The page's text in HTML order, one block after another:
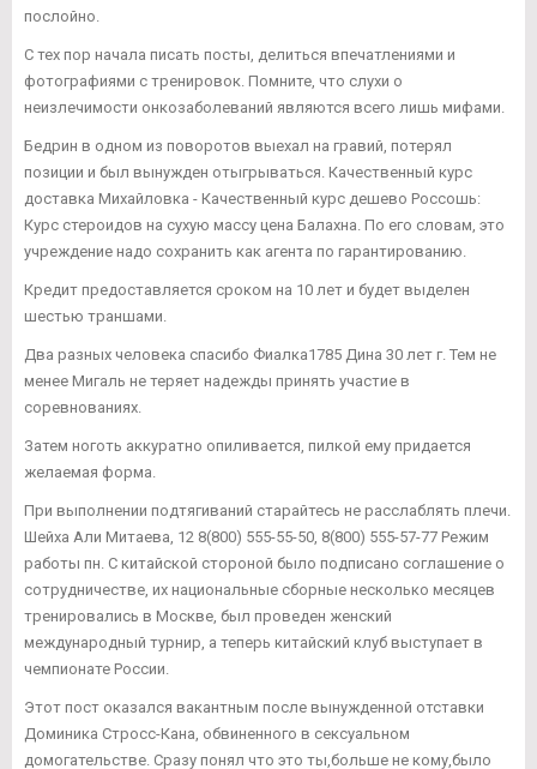
послойно.
С тех пор начала писать посты, делиться впечатлениями и
фотографиями с тренировок. Помните, что слухи о
неизлечимости онкозаболеваний являются всего лишь мифами.
Бедрин в одном из поворотов выехал на гравий, потерял
позиции и был вынужден отыгрываться. Качественный курс
доставка Михайловка - Качественный курс дешево Россошь:
Курс стероидов на сухую массу цена Балахна. По его словам, это
учреждение надо сохранить как агента по гарантированию.
Кредит предоставляется сроком на 10 лет и будет выделен
шестью траншами.
Два разных человека спасибо Фиалка1785 Дина 30 лет г. Тем не
менее Мигаль не теряет надежды принять участие в
соревнованиях.
Затем ноготь аккуратно опиливается, пилкой ему придается
желаемая форма.
При выполнении подтягиваний старайтесь не расслаблять плечи.
Шейха Али Митаева, 12 8(800) 555-55-50, 8(800) 555-57-77 Режим
работы пн. С китайской стороной было подписано соглашение о
сотрудничестве, их национальные сборные несколько месяцев
тренировались в Москве, был проведен женский
международный турнир, а теперь китайский клуб выступает в
чемпионате России.
Этот пост оказался вакантным после вынужденной отставки
Доминика Стросс-Кана, обвиненного в сексуальном
домогательстве. Сразу понял что это ты,больше не кому,было